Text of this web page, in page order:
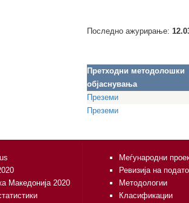
Последно ажурирање:
Претходни методолошки
објаснувања
Преземи
Преземи
Македонија 2020
Меѓународни
Ревизија на
Методологии
Класификации